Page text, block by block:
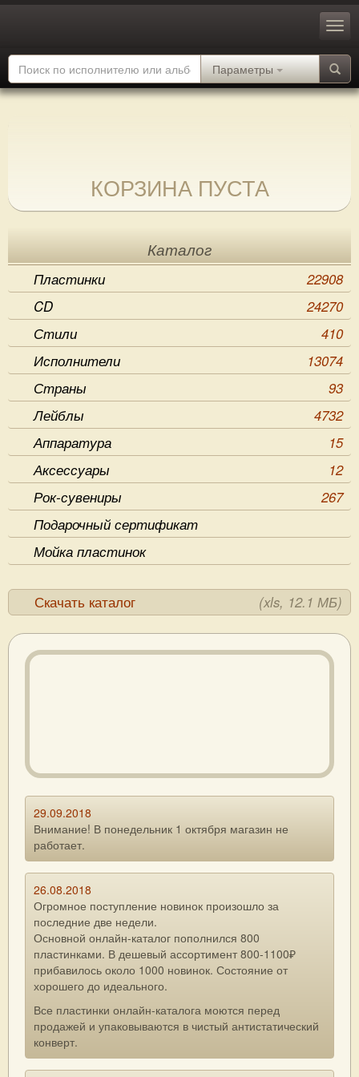
Параметры
КОРЗИНА ПУСТА
Каталог
Пластинки
22908
CD
24270
Стили
410
Исполнители
13074
Страны
93
Лейблы
4732
Аппаратура
15
Аксессуары
12
Рок-сувениры
267
Подарочный сертификат
Мойка пластинок
Скачать каталог (xls, 12.1 МБ)
29.09.2018
Внимание! В понедельник 1 октября магазин не
работает.
26.08.2018
Огромное поступление новинок произошло за
последние две недели.
Основной онлайн-каталог пополнился 800
пластинками. В дешевый ассортимент 800-1100₽
прибавилось около 1000 новинок. Состояние от
хорошего до идеального.
Все пластинки онлайн-каталога моются перед
продажей и упаковываются в чистый антистатический
конверт.